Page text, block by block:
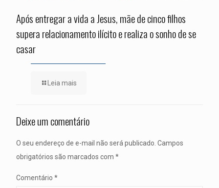
Após entregar a vida a Jesus, mãe de cinco filhos
supera relacionamento ilícito e realiza o sonho de se
casar
Leia mais
Deixe um comentário
O seu endereço de e-mail não será publicado. Campos
obrigatórios são marcados com *
Comentário *